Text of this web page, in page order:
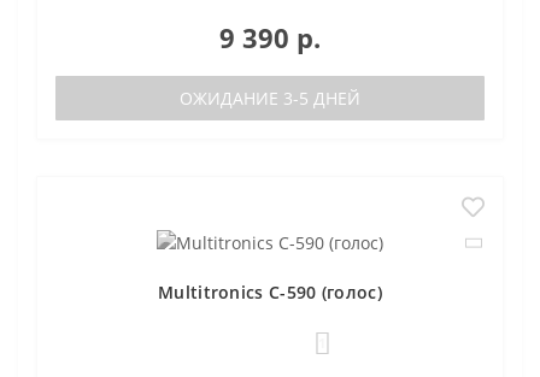
9 390 р.
ОЖИДАНИЕ 3-5 ДНЕЙ
Multitronics C-590 (голос)